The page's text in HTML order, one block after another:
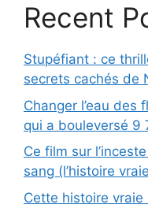
Recent
Stupéfiant : ce
secrets cachés de
Changer l’eau des
qui a bouleversé 9
Ce film sur
sang (l’histoire
Cette histoire vraie